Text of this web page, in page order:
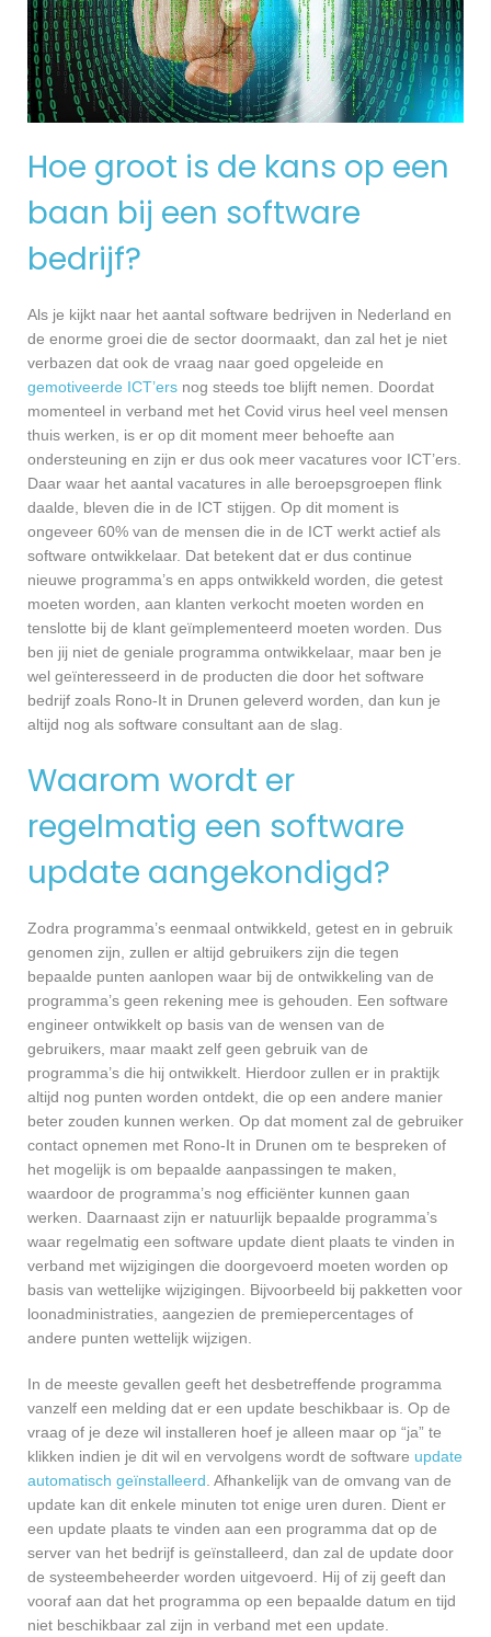
Hoe groot is de kans op een
baan bij een software
bedrijf?
Als je kijkt naar het aantal software bedrijven in Nederland en
de enorme groei die de sector doormaakt, dan zal het je niet
verbazen dat ook de vraag naar goed opgeleide en
gemotiveerde ICT’ers nog steeds toe blijft nemen. Doordat
momenteel in verband met het Covid virus heel veel mensen
thuis werken, is er op dit moment meer behoefte aan
ondersteuning en zijn er dus ook meer vacatures voor ICT’ers.
Daar waar het aantal vacatures in alle beroepsgroepen flink
daalde, bleven die in de ICT stijgen. Op dit moment is
ongeveer 60% van de mensen die in de ICT werkt actief als
software ontwikkelaar. Dat betekent dat er dus continue
nieuwe programma’s en apps ontwikkeld worden, die getest
moeten worden, aan klanten verkocht moeten worden en
tenslotte bij de klant geïmplementeerd moeten worden. Dus
ben jij niet de geniale programma ontwikkelaar, maar ben je
wel geïnteresseerd in de producten die door het software
bedrijf zoals Rono-It in Drunen geleverd worden, dan kun je
altijd nog als software consultant aan de slag.
Waarom wordt er
regelmatig een software
update aangekondigd?
Zodra programma’s eenmaal ontwikkeld, getest en in gebruik
genomen zijn, zullen er altijd gebruikers zijn die tegen
bepaalde punten aanlopen waar bij de ontwikkeling van de
programma’s geen rekening mee is gehouden. Een software
engineer ontwikkelt op basis van de wensen van de
gebruikers, maar maakt zelf geen gebruik van de
programma’s die hij ontwikkelt. Hierdoor zullen er in praktijk
altijd nog punten worden ontdekt, die op een andere manier
beter zouden kunnen werken. Op dat moment zal de gebruiker
contact opnemen met Rono-It in Drunen om te bespreken of
het mogelijk is om bepaalde aanpassingen te maken,
waardoor de programma’s nog efficiënter kunnen gaan
werken. Daarnaast zijn er natuurlijk bepaalde programma’s
waar regelmatig een software update dient plaats te vinden in
verband met wijzigingen die doorgevoerd moeten worden op
basis van wettelijke wijzigingen. Bijvoorbeeld bij pakketten voor
loonadministraties, aangezien de premiepercentages of
andere punten wettelijk wijzigen.
In de meeste gevallen geeft het desbetreffende programma
vanzelf een melding dat er een update beschikbaar is. Op de
vraag of je deze wil installeren hoef je alleen maar op “ja” te
klikken indien je dit wil en vervolgens wordt de software update
automatisch geïnstalleerd. Afhankelijk van de omvang van de
update kan dit enkele minuten tot enige uren duren. Dient er
een update plaats te vinden aan een programma dat op de
server van het bedrijf is geïnstalleerd, dan zal de update door
de systeembeheerder worden uitgevoerd. Hij of zij geeft dan
vooraf aan dat het programma op een bepaalde datum en tijd
niet beschikbaar zal zijn in verband met een update.